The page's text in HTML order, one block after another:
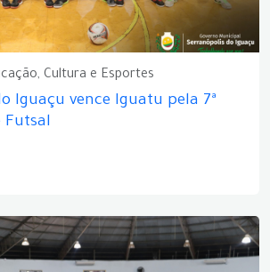
Cultura e Esportes
Iguaçu vence Iguatu pela 7ª
Futsal